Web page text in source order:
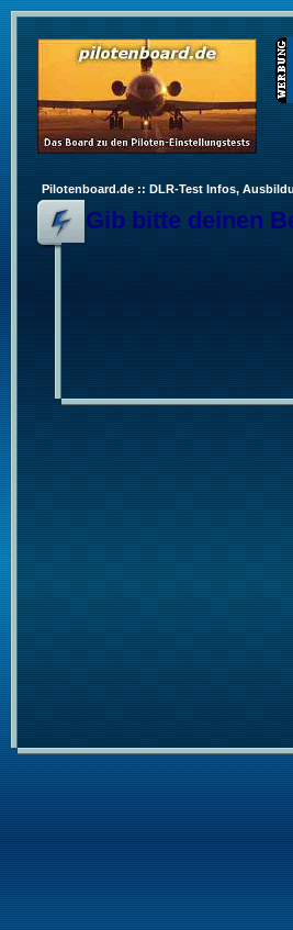
Pilotenboard.de :: DLR-Test Infos,
Gib bitte deinen